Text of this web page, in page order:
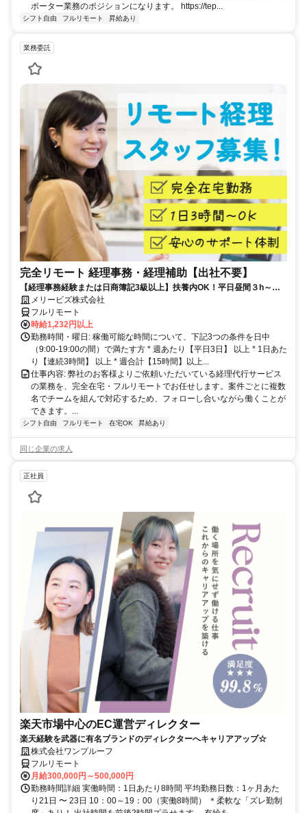
ポーター業務のポジションになります。 https://tep...
シフト自由 フルリモート 昇給あり
業務委託
完全リモート 経理事務・経理補助【出社不要】
【経理事務経験または日商簿記3級以上】扶養内OK！平日昼間３h～。
完全在宅で育児・介護中の方も大歓迎♪
メリービズ株式会社
フルリモート
時給1,232円以上
勤務時間・曜日: 稼働可能な時間について、下記3つの条件を日中
（9:00-19:00の間）で満たす方 * 週あたり【平日3日】 以上 * 1日あた
り【連続3時間】 以上 * 週合計【15時間】以上...
仕事内容: 弊社のお客様よりご依頼いただいている経理代行サービス
の業務を、完全在宅・フルリモートでお任せします。案件ごとに複数
名でチームを組んで対応するため、フォローし合いながら働くことが
できます。...
シフト自由 フルリモート 在宅OK 昇給あり
同じ企業の求人
正社員
楽天市場中心のEC運営ディレクター
楽天経験を武器に有名ブランドのディレクターへキャリアアップ☆
株式会社ワンプルーフ
フルリモート
月給300,000円～500,000円
勤務時間詳細 実働時間：1日あたり8時間 平均勤務日数：1ヶ月あた
り21日 〜 23日 10：00～19：00（実働8時間） ＊柔軟な「ズレ勤制